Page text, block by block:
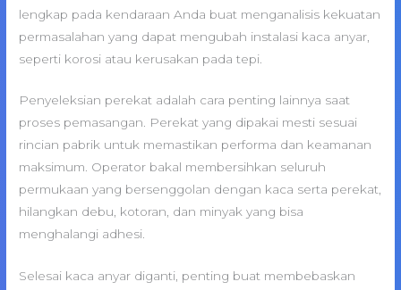
lengkap pada kendaraan Anda buat menganalisis kekuatan
permasalahan yang dapat mengubah instalasi kaca anyar,
seperti korosi atau kerusakan pada tepi.
Penyeleksian perekat adalah cara penting lainnya saat
proses pemasangan. Perekat yang dipakai mesti sesuai
rincian pabrik untuk memastikan performa dan keamanan
maksimum. Operator bakal membersihkan seluruh
permukaan yang bersenggolan dengan kaca serta perekat,
hilangkan debu, kotoran, dan minyak yang bisa
menghalangi adhesi.
Selesai kaca anyar diganti, penting buat membebaskan